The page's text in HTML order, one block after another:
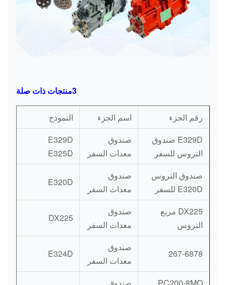
3منتجات ذات صلة
رقم الجزء اسم الجزء
النموذج
E329D صندوق
التروس للسفر
صندوق
معدات السفر
E329D
E325D
صندوق التروس
E320D للسفر
صندوق
معدات السفر
E320D
DX225 مربع
التروس
صندوق
معدات السفر
DX225
267-6878
صندوق
معدات السفر
E324D